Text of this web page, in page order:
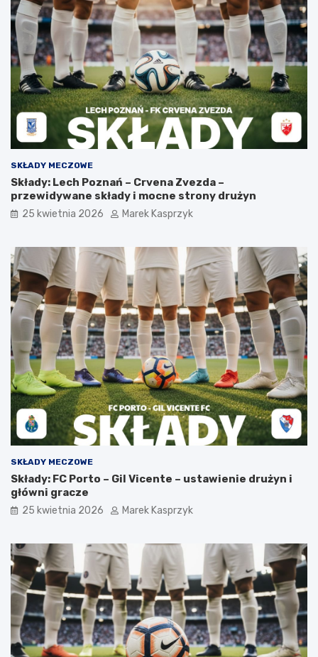
SKŁADY MECZOWE
Składy: Lech Poznań – Crvena Zvezda –
przewidywane składy i mocne strony drużyn
25 kwietnia 2026 Marek Kasprzyk
SKŁADY MECZOWE
Składy: FC Porto – Gil Vicente – ustawienie drużyn i
główni gracze
25 kwietnia 2026 Marek Kasprzyk